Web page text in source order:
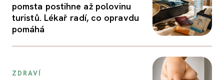
pomsta postihne až polovinu
turistů. Lékař radí, co opravdu
pomáhá
ZDRAVÍ